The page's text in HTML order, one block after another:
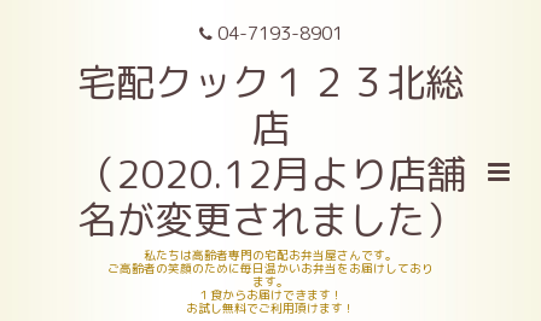
04-7193-8901
宅配クック１２３北総
店
（2020.12月より店舗
名が変更されました）
私たちは高齢者専門の宅配お弁当屋さんです。
ご高齢者の笑顔のために毎日温かいお弁当をお届けしており
ます。
１食からお届けできます！
お試し無料でご利用頂けます！